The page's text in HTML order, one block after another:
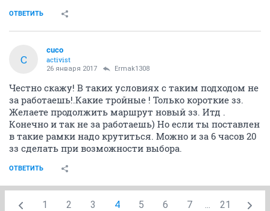
ОТВЕТИТЬ
C
cuco
activist
26 января 2017 Ermak1308
Честно скажу! В таких условиях с таким подходом не
за работаешь!.Какие тройные ! Только короткие зз.
Желаете продолжить маршрут новый зз. Итд .
Конечно и так не за работаешь) Но если ты поставлен
в такие рамки надо крутиться. Можно и за 6 часов 20
зз сделать при возможности выбора.
ОТВЕТИТЬ
1 2 3 4 5 6 7 ... 21